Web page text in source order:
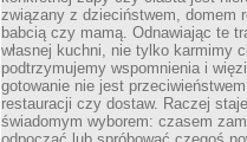
związany z dzieciństwem, domem
babcią czy mamą. Odnawiając te
własnej kuchni, nie tylko karmimy
podtrzymujemy wspomnienia i
gotowanie nie jest
restauracji czy dostaw. Raczej
świadomym wyborem: czasem